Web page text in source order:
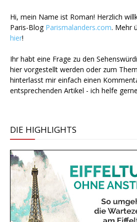
Hi, mein Name ist Roman! Herzlich
Paris-Blog Parismalanders.com. Mehr
hier!
Ihr habt eine Frage zu den
hier vorgestellt werden oder zum
hinterlasst mir einfach einen
entsprechenden Artikel - ich helfe
DIE HIGHLIGHTS